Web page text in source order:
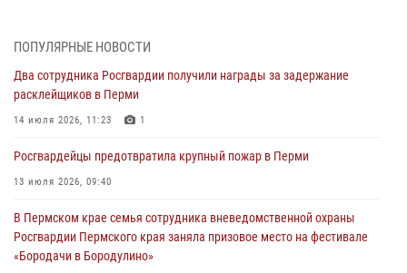
Сотрудники Росгвардии приняли участие в торжественном
28 июля 2026, 10:44 1
Росгвардейцы оказали силовую поддержку при задержании
28 июля 2026, 06:15
ведомственной акции «Каникулы с Росгвардией»
24 июля 2026, 08:45
ПОПУЛЯРНЫЕ НОВОСТИ
Два сотрудника Росгвардии получили награды за задержание
расклейщиков в Перми
14 июля 2026, 11:23 1
Росгвардейцы предотвратила крупный пожар в Перми
13 июля 2026, 09:40
В Пермском крае семья сотрудника вневедомственной охраны
Росгвардии Пермского края заняла призовое место на фестивале
«Бородачи в Бородулино»